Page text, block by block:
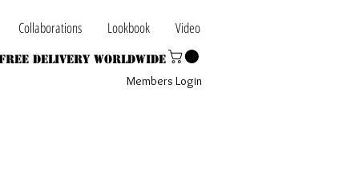
Collaborations Lookbook Video
Delivery Worldwide
Members Login